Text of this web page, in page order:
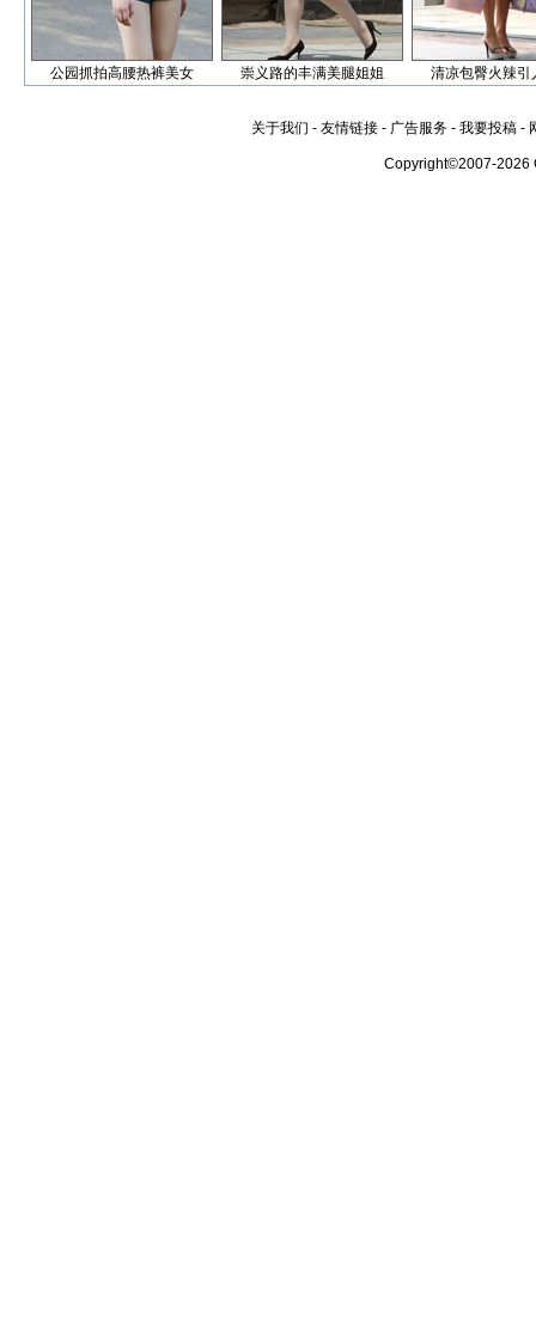
公园抓拍高腰热裤美女 崇义路的丰满美腿姐姐 清凉包臀火辣引
关于我们 - 友情链接 - 广告服务 - 我要投稿 -
Copyright©2007-2026